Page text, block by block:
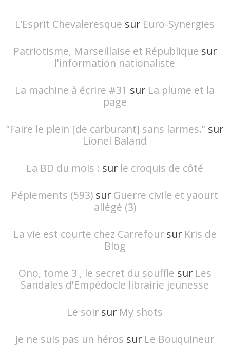
L’Esprit Chevaleresque sur Euro-Synergies
Patriotisme, Marseillaise et République sur
l'information nationaliste
La machine à écrire #31 sur La plume et la
page
”Faire le plein [de carburant] sans larmes.” sur
Lionel Baland
La BD du mois : sur le croquis de côté
Pépiements (593) sur Guerre civile et yaourt
allégé (3)
La vie est courte chez Carrefoursur Kris de
Blog
Ono, tome 3 , le secret du souffle sur Les
Sandales d'Empédocle librairie jeunesse
Le soir sur My shots
Je ne suis pas un héros sur Le Bouquineur